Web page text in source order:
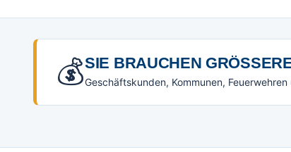
💰SIE BRAUCHEN GRÖSSERE
Geschäftskunden, Kommunen,